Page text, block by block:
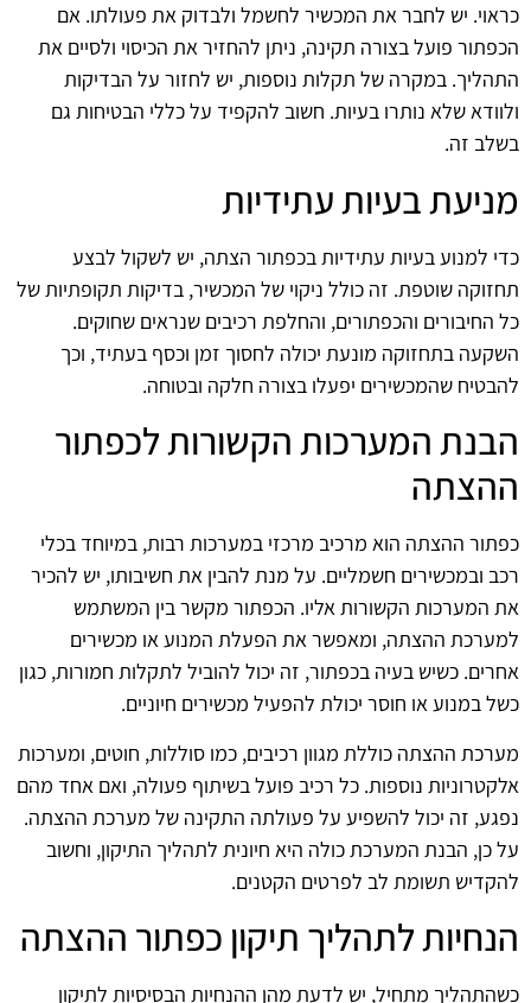
כראוי. יש לחבר את המכשיר לחשמל ולבדוק את פעולתו. אם
הכפתור פועל בצורה תקינה, ניתן להחזיר את הכיסוי ולסיים את
התהליך. במקרה של תקלות נוספות, יש לחזור על הבדיקות
ולוודא שלא נותרו בעיות. חשוב להקפיד על כללי הבטיחות גם
בשלב זה.
מניעת בעיות עתידיות
כדי למנוע בעיות עתידיות בכפתור הצתה, יש לשקול לבצע
תחזוקה שוטפת. זה כולל ניקוי של המכשיר, בדיקות תקופתיות של
כל החיבורים והכפתורים, והחלפת רכיבים שנראים שחוקים.
השקעה בתחזוקה מונעת יכולה לחסוך זמן וכסף בעתיד, וכך
להבטיח שהמכשירים יפעלו בצורה חלקה ובטוחה.
הבנת המערכות הקשורות לכפתור
ההצתה
כפתור ההצתה הוא מרכיב מרכזי במערכות רבות, במיוחד בכלי
רכב ובמכשירים חשמליים. על מנת להבין את חשיבותו, יש להכיר
את המערכות הקשורות אליו. הכפתור מקשר בין המשתמש
למערכת ההצתה, ומאפשר את הפעלת המנוע או מכשירים
אחרים. כשיש בעיה בכפתור, זה יכול להוביל לתקלות חמורות, כגון
כשל במנוע או חוסר יכולת להפעיל מכשירים חיוניים.
מערכת ההצתה כוללת מגוון רכיבים, כמו סוללות, חוטים, ומערכות
אלקטרוניות נוספות. כל רכיב פועל בשיתוף פעולה, ואם אחד מהם
נפגע, זה יכול להשפיע על פעולתה התקינה של מערכת ההצתה.
על כן, הבנת המערכת כולה היא חיונית לתהליך התיקון, וחשוב
להקדיש תשומת לב לפרטים הקטנים.
הנחיות לתהליך תיקון כפתור ההצתה
כשהתהליך מתחיל, יש לדעת מהן ההנחיות הבסיסיות לתיקון